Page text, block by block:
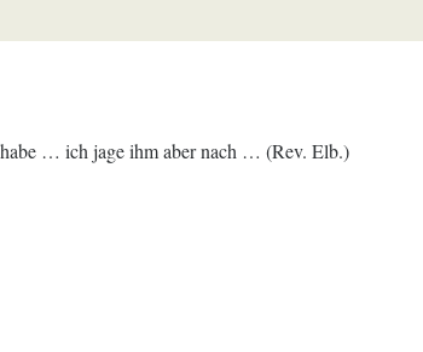
… ich jage ihm aber nach … (Rev. Elb.)